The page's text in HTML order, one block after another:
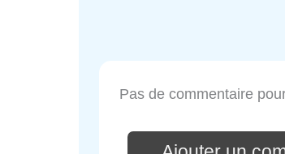
Pas de commentaire